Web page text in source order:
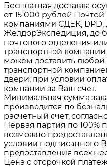
Бесплатная доставка
от 15 000 рублей
компаниями СДЕК,
ЖелдорЭкспедиция, до
почтового отделения
транспортной
можем доставить любой
транспортной
двери, при условии
компании за Ваш счет.
Минимальная сумма
производится по
расчетный счет,
Первая партия по 100%
возможно
условии подписанного
предоставления всех
Цена с отсрочкой